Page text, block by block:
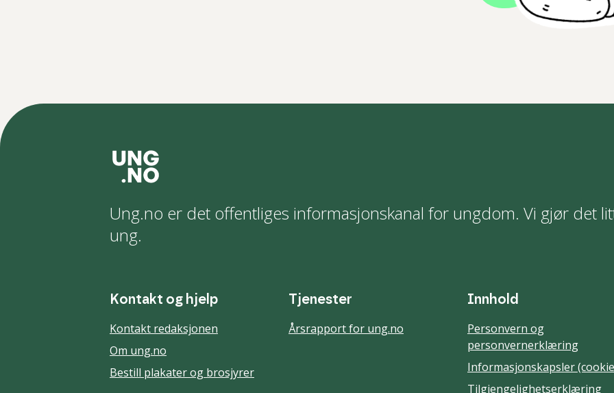
Ung.no er det offentliges informasjonskanal for ungdom. Vi gjør det
ung.
Kontakt og hjelp
Kontakt redaksjonen
Om ung.no
Bestill plakater og brosjyrer
Tjenester
Årsrapport for ung.no
Innhold
Personvern og
personvernerklæring
Informasjonskapsler
Tilgjengelighetserklæring